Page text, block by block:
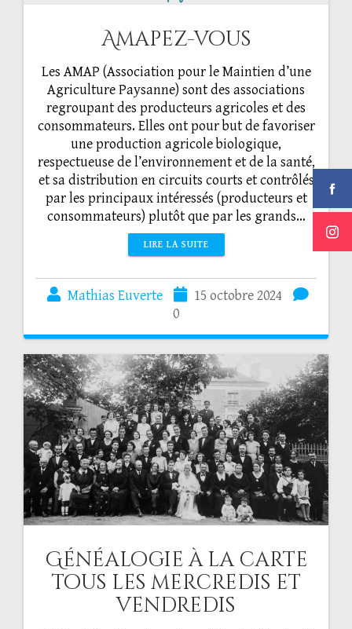
Amapez-vous
Les AMAP (Association pour le Maintien d’une
Agriculture Paysanne) sont des associations
regroupant des producteurs agricoles et des
consommateurs. Elles ont pour but de favoriser
une production agricole biologique,
respectueuse de l’environnement et de la santé,
et sa distribution en circuits courts et contrôlés
par les principaux intéressés (producteurs et
consommateurs) plutôt que par les grands…
LIRE LA SUITE
Mathias Euverte
15 octobre 2024
0
Généalogie à la carte
tous les mercredis et
vendredis